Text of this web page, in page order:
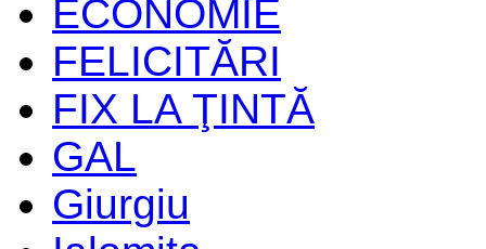
ECONOMIE
FELICITĂRI
FIX LA ŢINTĂ
GAL
Giurgiu